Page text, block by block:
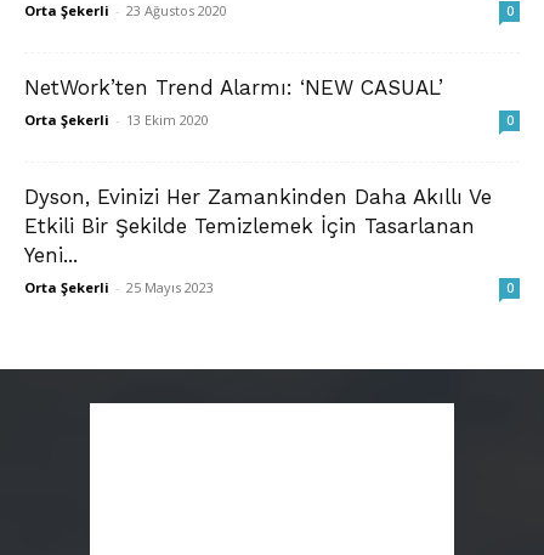
Orta Şekerli - 23 Ağustos 2020 0
NetWork’ten Trend Alarmı: ‘NEW CASUAL’
Orta Şekerli - 13 Ekim 2020 0
Dyson, Evinizi Her Zamankinden Daha Akıllı Ve
Etkili Bir Şekilde Temizlemek İçin Tasarlanan
Yeni...
Orta Şekerli - 25 Mayıs 2023 0